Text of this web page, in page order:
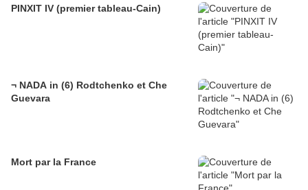
PINXIT IV (premier tableau-Cain)
¬ NADA in (6) Rodtchenko et Che
Guevara
Mort par la France